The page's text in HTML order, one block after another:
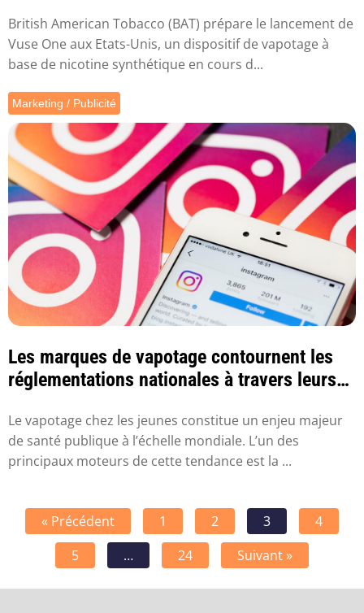
British American Tobacco (BAT) prépare le lancement de
Vuse One aux Etats-Unis, un dispositif de vapotage à
base de nicotine synthétique en cours d...
Marketing / Publicité
Les marques de vapotage contournent les
réglementations nationales à travers leurs
Le vapotage chez les jeunes constitue un enjeu majeur
de santé publique à l’échelle mondiale. L’un des
principaux moteurs de cette tendance est la ...
« Précédent 1 2 3
4
5
… 24 Suivant »